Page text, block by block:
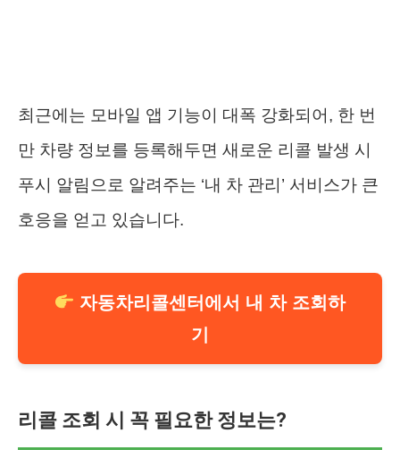
최근에는 모바일 앱 기능이 대폭 강화되어, 한 번
만 차량 정보를 등록해두면 새로운 리콜 발생 시
푸시 알림으로 알려주는 ‘내 차 관리’ 서비스가 큰
호응을 얻고 있습니다.
자동차리콜센터에서 내 차 조회하
기
리콜 조회 시 꼭 필요한 정보는?